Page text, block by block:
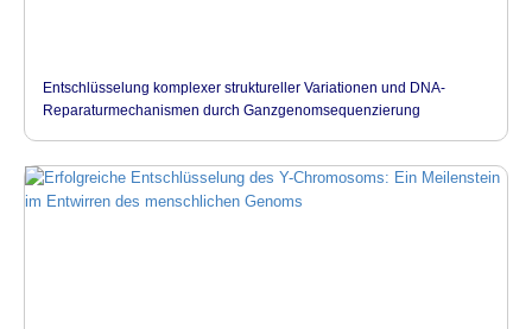
Entschlüsselung komplexer struktureller Variationen und DNA-
Reparaturmechanismen durch Ganzgenomsequenzierung